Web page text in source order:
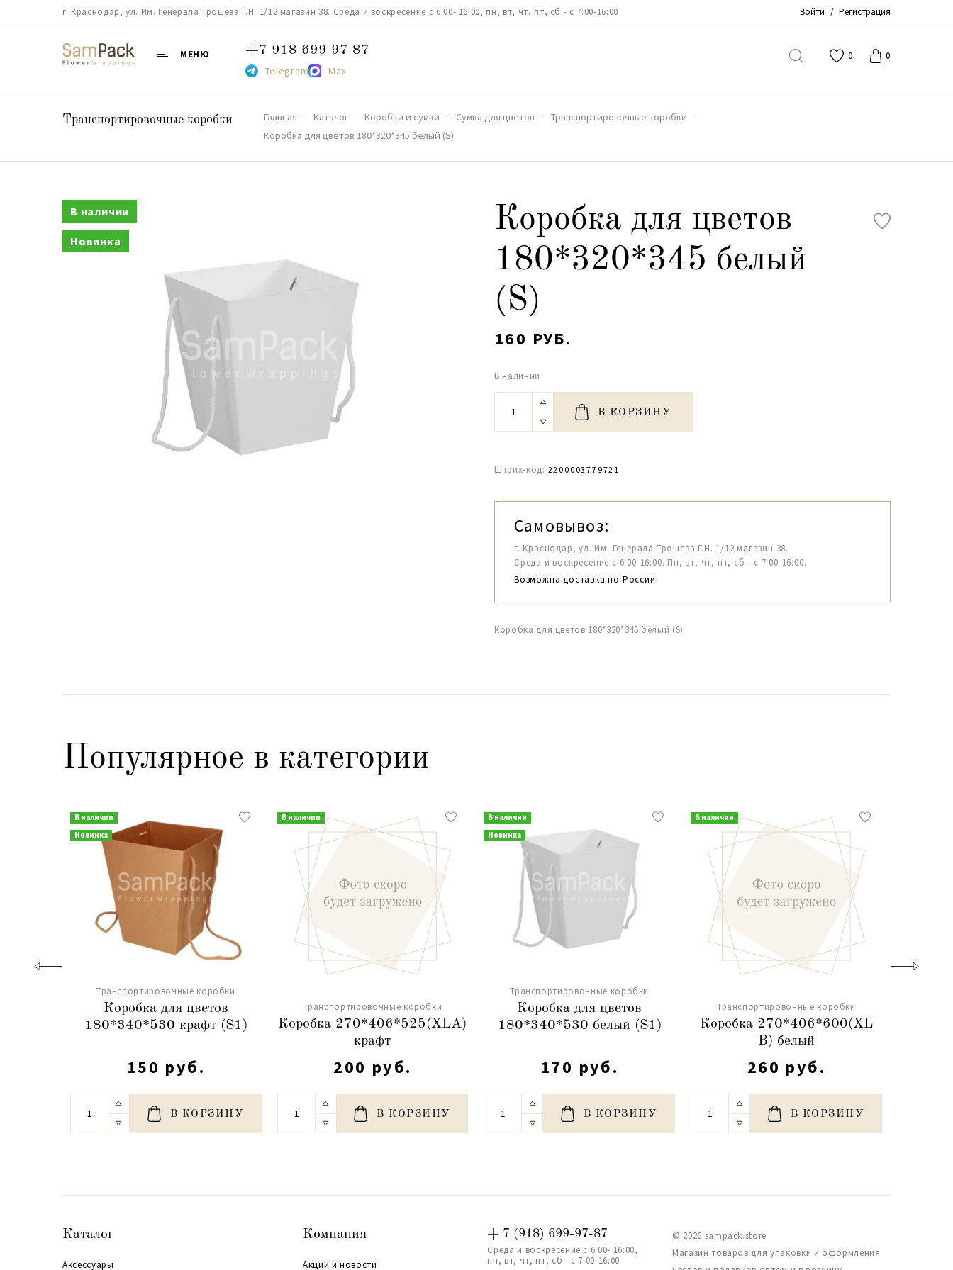
г. Краснодар, ул. Им. Генерала Трошева Г.Н. 1/12 магазин 38. Среда и воскресение с 6:00- 16:00, пн, вт, чт, пт, сб - с 7:00-16:00 Войти / Регистрация
МЕНЮ +7 918 699 97 87
Telegram Max
0 0
Транспортировочные коробки Главная Каталог Коробки и сумки Сумка для цветов
Транспортировочные коробки
Коробка для цветов 180*320*345 белый (S)
В наличии
Новинка
Коробка для цветов
180*320*345 белый
(S)
160 РУБ.
В наличии
В КОРЗИНУ
Штрих-код: 2200003779721
Самовывоз:
г. Краснодар, ул. Им. Генерала Трошева Г.Н. 1/12 магазин 38.
Среда и воскресение с 6:00-16:00. Пн, вт, чт, пт, сб - с 7:00-16:00.
Возможна доставка по России.
Коробка для цветов 180*320*345 белый (S)
Популярное в категории
В наличии
Новинка
Транспортировочные коробки
Коробка для цветов
180*340*530 крафт (S1)
150 руб.
В КОРЗИНУ
В наличии
Транспортировочные коробки
Коробка 270*406*525(XLА)
крафт
200 руб.
В КОРЗИНУ
В наличии
Новинка
Транспортировочные коробки
Коробка для цветов
180*340*530 белый (S1)
170 руб.
В КОРЗИНУ
В наличии
Транспортировочные коробки
Коробка 270*406*600(XL
В) белый
260 руб.
В КОРЗИНУ
Каталог
Аксессуары
Компания
Акции и новости
+ 7 (918) 699-97-87
Среда и воскресение с 6:00- 16:00,
пн, вт, чт, пт, сб - с 7:00-16:00
© 2026 sampack.store
Магазин товаров для упаковки и оформления